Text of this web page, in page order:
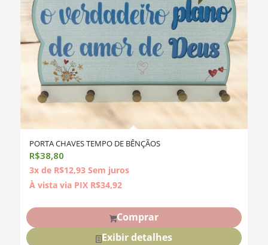
PORTA CHAVES TEMPO DE BÊNÇÃOS
R$38,80
3x de R$12,93 Sem juros
À vista via PIX R$34,92
Comprar
Exibir detalhes